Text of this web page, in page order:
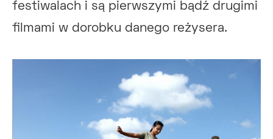
festiwalach i są pierwszymi bądź drugimi
filmami w dorobku danego reżysera.